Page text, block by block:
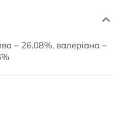
– 26.08%, валеріана –